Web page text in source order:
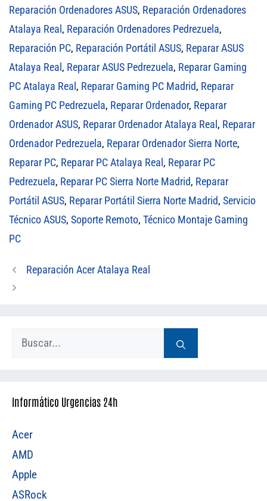
Reparación Ordenadores ASUS, Reparación Ordenadores
Atalaya Real , Reparación Ordenadores Pedrezuela,
Reparación PC, Reparación Portátil ASUS, Reparar ASUS
Atalaya Real , Reparar ASUS Pedrezuela, Reparar Gaming
PC Atalaya Real , Reparar Gaming PC Madrid, Reparar
Gaming PC Pedrezuela, Reparar Ordenador, Reparar
Ordenador ASUS, Reparar Ordenador Atalaya Real , Reparar
Ordenador Pedrezuela, Reparar Ordenador Sierra Norte,
Reparar PC, Reparar PC Atalaya Real , Reparar PC
Pedrezuela, Reparar PC Sierra Norte Madrid, Reparar
Portátil ASUS, Reparar Portátil Sierra Norte Madrid, Servicio
Técnico ASUS, Soporte Remoto, Técnico Montaje Gaming
PC
Reparación Acer Atalaya Real
Informático Urgencias 24h
Acer
AMD
Apple
ASRock